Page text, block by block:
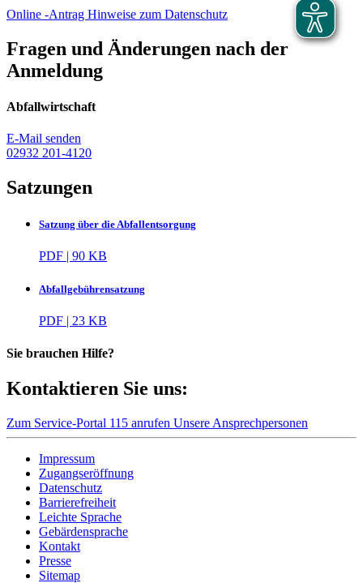
Online -Antrag Hinweise zum Datenschutz
Fragen und Änderungen nach der
Anmeldung
Abfallwirtschaft
E-Mail senden
02932 201-4120
Satzungen
Satzung über die Abfallentsorgung
PDF | 90 KB
Abfallgebührensatzung
PDF | 23 KB
Sie brauchen Hilfe?
Kontaktieren Sie uns:
Zum Service-Portal 115 anrufen Unsere Ansprechpersonen
Impressum
Zugangseröffnung
Datenschutz
Barrierefreiheit
Leichte Sprache
Gebärdensprache
Kontakt
Presse
Sitemap